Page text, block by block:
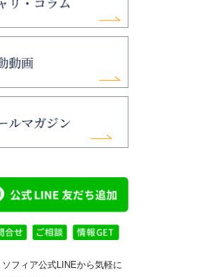
ソフィア公式LINEから気軽に